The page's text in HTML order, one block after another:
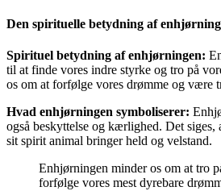
Den spirituelle betydning af
Spirituel betydning af enhjørningen:
til at finde vores indre styrke og tro på
os om at forfølge vores drømme og være
Hvad enhjørningen symboliserer:
også beskyttelse og kærlighed. Det siges,
sit spirit animal bringer held og velstand.
Enhjørningen minder os om at tro
forfølge vores mest dyrebare